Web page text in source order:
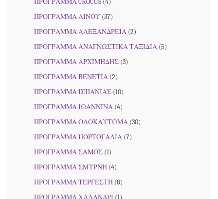
ΠΡΟΓΡΑΜΜΑ ΑΙΝΟΥ (37)
ΠΡΟΓΡΑΜΜΑ ΑΛΕΞΑΝΔΡΕΙΑ (2)
ΠΡΟΓΡΑΜΜΑ ΑΝΑΓΝΩΣΤΙΚΑ ΤΑΞΙΔΙΑ (5)
ΠΡΟΓΡΑΜΜΑ ΑΡΧΙΜΗΔΗΣ (3)
ΠΡΟΓΡΑΜΜΑ ΒΕΝΕΤΙΑ (2)
ΠΡΟΓΡΑΜΜΑ ΙΣΠΑΝΙΑΣ (10)
ΠΡΟΓΡΑΜΜΑ ΙΩΑΝΝΙΝΑ (4)
ΠΡΟΓΡΑΜΜΑ ΟΛΟΚΑΥΤΩΜΑ (30)
ΠΡΟΓΡΑΜΜΑ ΠΟΡΤΟΓΑΛΙΑ (7)
ΠΡΟΓΡΑΜΜΑ ΣΑΜΟΣ (1)
ΠΡΟΓΡΑΜΜΑ ΣΜΥΡΝΗ (4)
ΠΡΟΓΡΑΜΜΑ ΤΕΡΓΕΣΤΗ (8)
ΠΡΟΓΡΑΜΜΑ ΧΑΛΑΝΔΡΙ (1)